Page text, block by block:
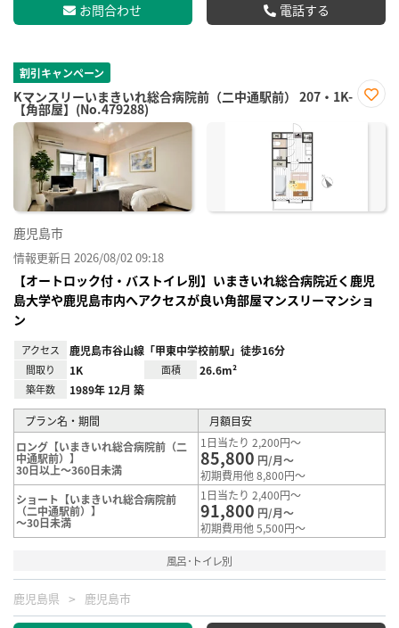
お問合わせ 電話する
割引キャンペーン
Kマンスリーいまきいれ総合病院前（二中通駅前） 207・1K-
【角部屋】(No.479288)
に入
鹿児島市
情報更新日 2026/08/02 09:18
【オートロック付・バストイレ別】いまきいれ総合病院近く鹿児
島大学や鹿児島市内へアクセスが良い角部屋マンスリーマンショ
ン
アクセス 鹿児島市谷山線「甲東中学校前駅」徒歩16分
間取り 1K 面積 26.6m²
築年数 1989年 12月 築
プラン名・期間
月額目安
ロング【いまきいれ総合病院前（二
中通駅前）】
30日以上～360日未満
1日当たり 2,200円～
85,800 円/月～
初期費用他 8,800円～
ショート【いまきいれ総合病院前
（二中通駅前）】
～30日未満
1日当たり 2,400円～
91,800 円/月～
初期費用他 5,500円～
風呂･トイレ別
鹿児島県 鹿児島市